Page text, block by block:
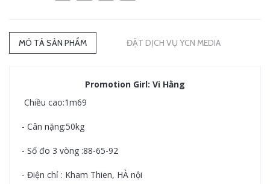
MÔ TẢ SẢN PHẨM ĐẶT DỊCH VỤ YCN MEDIA
Promotion Girl: Vi Hằng
Chiều cao:1m69
- Cân nặng:50kg
- Số đo 3 vòng :88-65-92
- Điện chỉ : Kham Thien, HÀ nội